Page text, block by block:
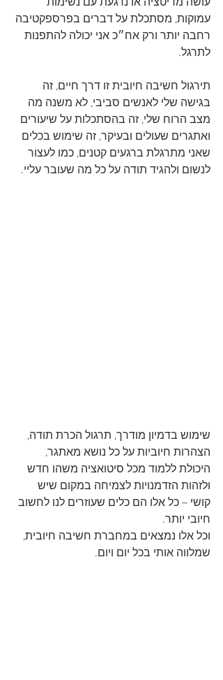
עושה מדיטציה או נרגעת עם נשימות
עמוקות, מסתכלת על דברים בפרספקטיבה
רחבה יותר ורק אח״כ אני יכולה להתפנות
לתרגל.
תירגול חשיבה חיובית זו דרך חיים, זה
בגישה שלי לאנשים סביבי, לא משנה מה
מצב הרוח שלי, זה בהסתכלות על שיעורים
ואתגרים שעולים ובעיקר, זה שימוש בכלים
שאני מתרגלת ברגעים קטנים, כמו לעצור
לנשום ולהגיד תודה על כל מה שעובר עליי.
שימוש בדמיון מודרך, תרגול הכרת תודה,
הצהרות חיוביות על כל נושא מאתגר,
היכולת ללמוד מכל סיטואציה משהו חדש
ולזהות הזדמנויות לצמיחה במקום שיש
קושי – כל אלו הם כלים שעוזרים לנו לחשוב
חיובי יותר.
וכל אלו נמצאים במחברת חשיבה חיובית,
שמלווה אותי בכל יום ויום.